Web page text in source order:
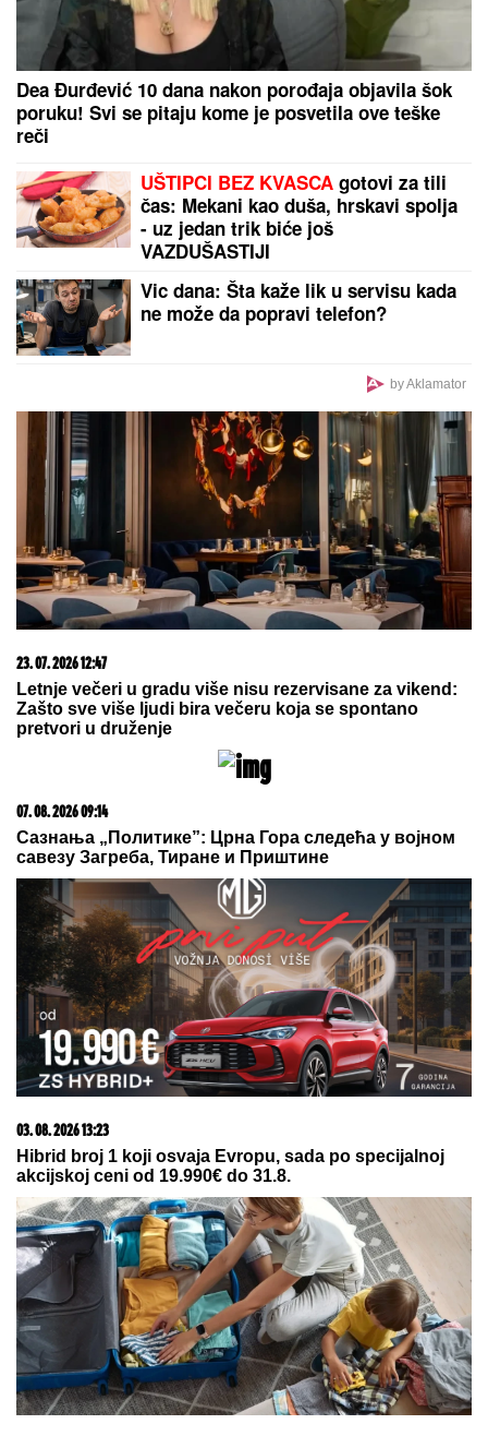
MINA VRBAŠKI POKAZALA VERENIČKI PRSTEN
Progovorila o svadbi sa Viktorom i Eliti 10:
"Tražimo stan, njegovi su me prihvatili" (Video)
Radila je u Dinamu, sa Škotima
ispisala istoriju, sad preuzela
„đavolice“ zarad titule...
"VOLIM STARIJE DEVOJKE" Mina i
Viktor progovorili o PRESELJENJU I
BRAKU, pa OPLELI po rijaliti
učesnicima: "Ledena kraljica je
opelješila deda Daneta (VIDEO)
Dea Đurđević 10 dana nakon porođaja objavila šok
poruku! Svi se pitaju kome je posvetila ove teške
reči
UŠTIPCI BEZ KVASCAgotovi za tili
čas: Mekani kao duša, hrskavi spolja
- uz jedan trik biće još
VAZDUŠASTIJI
Vic dana: Šta kaže lik u servisu kada
ne može da popravi telefon?
23. 07. 2026 12:47